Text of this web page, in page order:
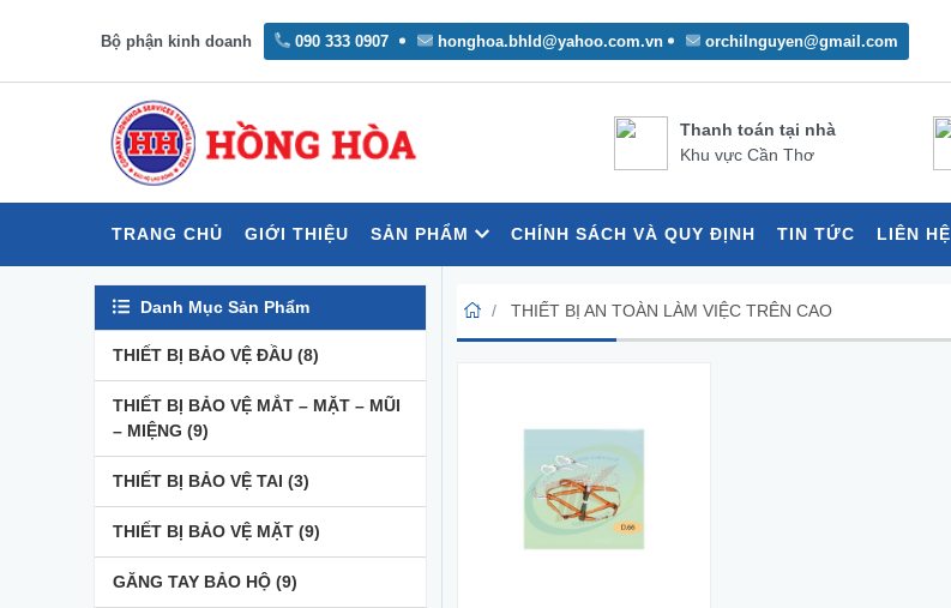
Bộ phận kinh doanh 090 333 0907 honghoa.bhld@yahoo.com.vn orchilnguyen@gmail.com
Thanh toán tại nhà
Khu vực Cần Thơ
TRANG CHỦ GIỚI THIỆU SẢN PHẨM CHÍNH SÁCH VÀ QUY ĐỊNH TIN TỨC LIÊN HỆ
Danh Mục Sản Phẩm
THIẾT BỊ BẢO VỆ ĐẦU (8)
THIẾT BỊ BẢO VỆ MẮT – MẶT – MŨI
– MIỆNG (9)
THIẾT BỊ BẢO VỆ TAI (3)
THIẾT BỊ BẢO VỆ MẶT (9)
GĂNG TAY BẢO HỘ (9)
THIẾT BỊ AN TOÀN LÀM VIỆC TRÊN CAO